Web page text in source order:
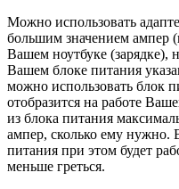
Можно использовать
большим значением ампер
Вашем ноутбуке
Вашем блоке питания
можно использовать блок
отобразится на работе
из блока питания
ампер, сколько ему
питания при этом будет
меньше греться.